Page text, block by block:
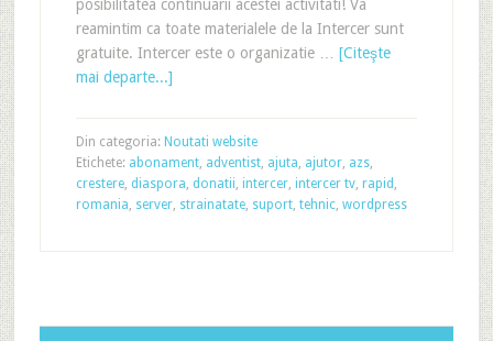
posibilitatea continuarii acestei activitati! Va
reamintim ca toate materialele de la Intercer sunt
gratuite. Intercer este o organizatie … [Citeşte
mai departe...]
Din categoria: Noutati website
Etichete: abonament, adventist, ajuta, ajutor, azs,
crestere, diaspora, donatii, intercer, intercer tv, rapid ,
romania, server, strainatate, suport, tehnic, wordpress